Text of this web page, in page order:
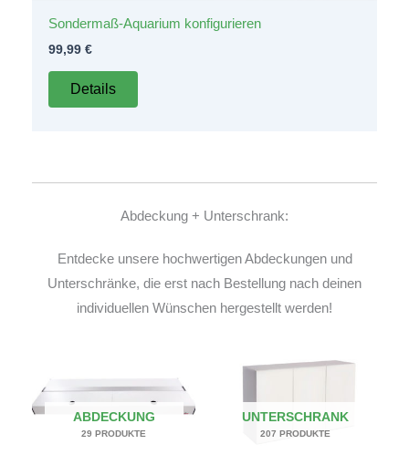
Sondermaß-Aquarium konfigurieren
99,99 €
Details
Abdeckung + Unterschrank:
Entdecke unsere hochwertigen Abdeckungen und
Unterschränke, die erst nach Bestellung nach deinen
individuellen Wünschen hergestellt werden!
ABDECKUNG
29 PRODUKTE
UNTERSCHRANK
207 PRODUKTE